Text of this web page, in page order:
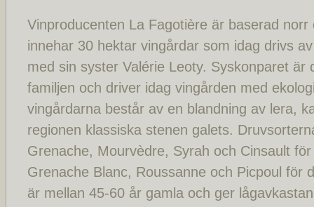
Vinproducenten La Fagotière är baserad
innehar 30 hektar vingårdar som idag drivs
med sin syster Valérie Leoty. Syskonparet är
familjen och driver idag vingården med
vingårdarna består av en blandning av lera,
regionen klassiska stenen galets.
Grenache, Mourvèdre, Syrah och Cinsault
Grenache Blanc, Roussanne och Picpoul för
är mellan 45-60 år gamla och ger